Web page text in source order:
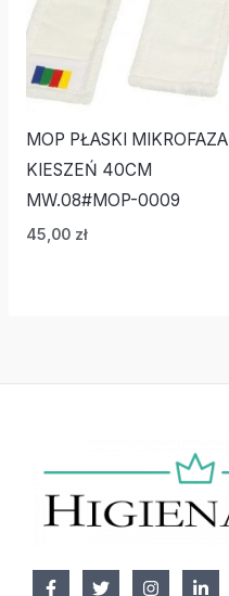
MOP PŁASKI MIKROFAZA
KIESZEŃ 40CM
MW.08#MOP-0009
45,00 zł